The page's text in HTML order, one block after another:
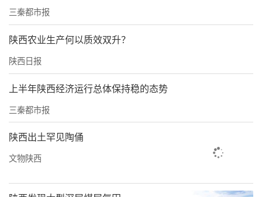
合传播力数据，遴选一批“文化遗产＋AI应
用”精品视频，并邀请创作者进行集中交流推
介。
三秦都市报
陕西农业生产何以质效双升？
陕西日报
上半年陕西经济运行总体保持稳的态势
三秦都市报
陕西出土罕见陶俑
文物陕西